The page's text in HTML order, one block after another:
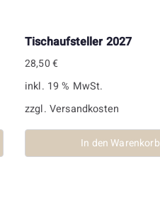
Tischaufsteller 2027
28,50€
inkl. 19 % MwSt.
zzgl. Versandkosten
In den Warenkorb